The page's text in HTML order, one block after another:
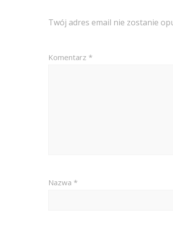
Twój adres email nie zostanie
Komentarz *
Nazwa *